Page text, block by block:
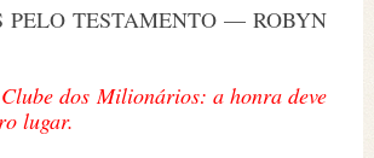
PELO TESTAMENTO — ROBYN
dos Milionários: a honra deve
lugar.